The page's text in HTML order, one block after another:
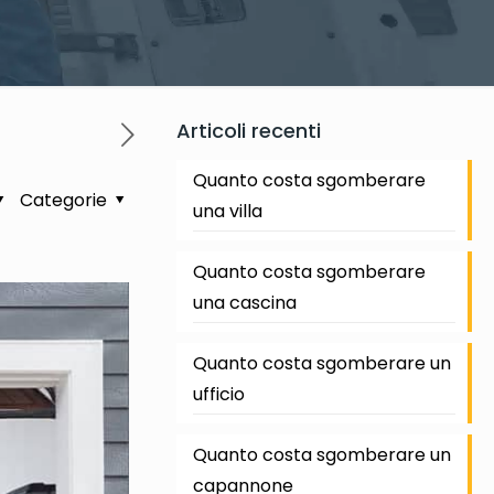
Categorie
Articoli recenti
Quanto costa sgomberare
una villa
Quanto costa sgomberare
una cascina
Quanto costa sgomberare un
ufficio
Quanto costa sgomberare un
capannone